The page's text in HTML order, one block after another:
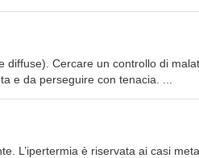
diffuse). Cercare un controllo di
e da perseguire con tenacia. ...
L’ipertermia è riservata ai casi